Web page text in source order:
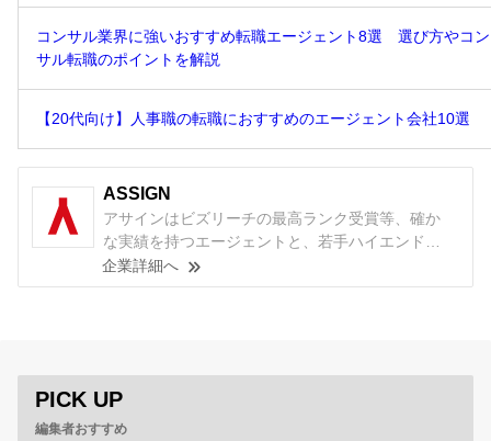
コンサル業界に強いおすすめ転職エージェント8選 選び方やコン
サル転職のポイントを解説
【20代向け】人事職の転職におすすめのエージェント会社10選
ASSIGN
アサインはビズリーチの最高ランク受賞等、確か
な実績を持つエージェントと、若手ハイエンド向
け転職サイト『ASSIGN』であなたのキャリアを支
援しています。 コンサルティング業界専門のキャ
逆算したキャリア戦略をご提案し、ご納得いただ
いた上で案件をご紹介するのが、弊社のキャリア
支援の特徴です。
企業詳細へ
PICK UP
編集者おすすめ